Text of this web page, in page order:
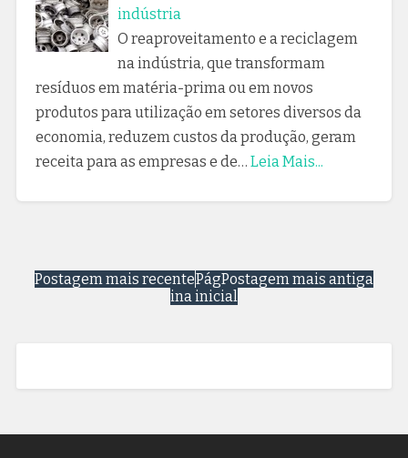
indústria
O reaproveitamento e a reciclagem
na indústria, que transformam
resíduos em matéria-prima ou em novos
produtos para utilização em setores diversos da
economia, reduzem custos da produção, geram
receita para as empresas e de… Leia Mais...
Postagem mais recente Postagem mais antiga
Pág
ina inicial